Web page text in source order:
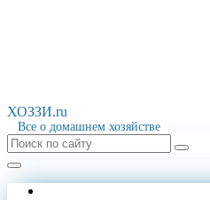
ХОЗЗИ.ru
Все о домашнем хозяйстве